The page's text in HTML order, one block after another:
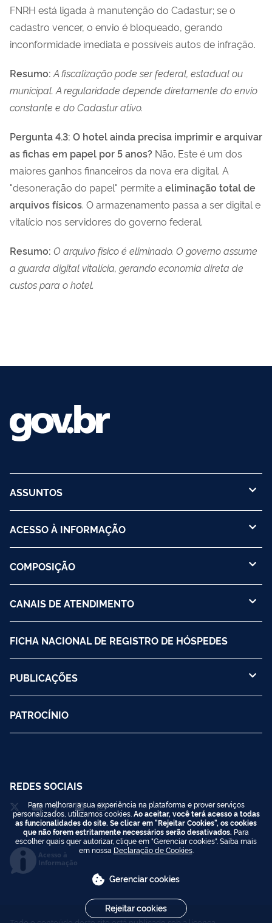
FNRH está ligada à manutenção do Cadastur; se o
cadastro vencer, o envio é bloqueado, gerando
inconformidade imediata e possíveis autos de infração.
Resumo: A fiscalização pode ser federal, estadual ou
municipal. A regularidade depende diretamente do envio
constante e do Cadastur ativo.
Pergunta 4.3: O hotel ainda precisa imprimir e arquivar
as fichas em papel por 5 anos? Não. Este é um dos
maiores ganhos financeiros da nova era digital. A
"desoneração do papel" permite a eliminação total de
arquivos físicos. O armazenamento passa a ser digital e
vitalício nos servidores do governo federal.
Resumo: O arquivo físico é eliminado. O governo assume
a guarda digital vitalícia, gerando economia direta de
custos para o hotel.
ASSUNTOS
ACESSO À INFORMAÇÃO
COMPOSIÇÃO
CANAIS DE ATENDIMENTO
FICHA NACIONAL DE REGISTRO DE HÓSPEDES
PUBLICAÇÕES
PATROCÍNIO
REDES SOCIAIS
Acesso à
Informação
Para melhorar a sua experiência na plataforma e prover serviços
personalizados, utilizamos cookies. Ao aceitar, você terá acesso a todas
as funcionalidades do site. Se clicar em "Rejeitar Cookies", os cookies
que não forem estritamente necessários serão desativados. Para
escolher quais quer autorizar, clique em "Gerenciar cookies". Saiba mais
em nossa Declaração de Cookies.
Gerenciar cookies
Rejeitar cookies